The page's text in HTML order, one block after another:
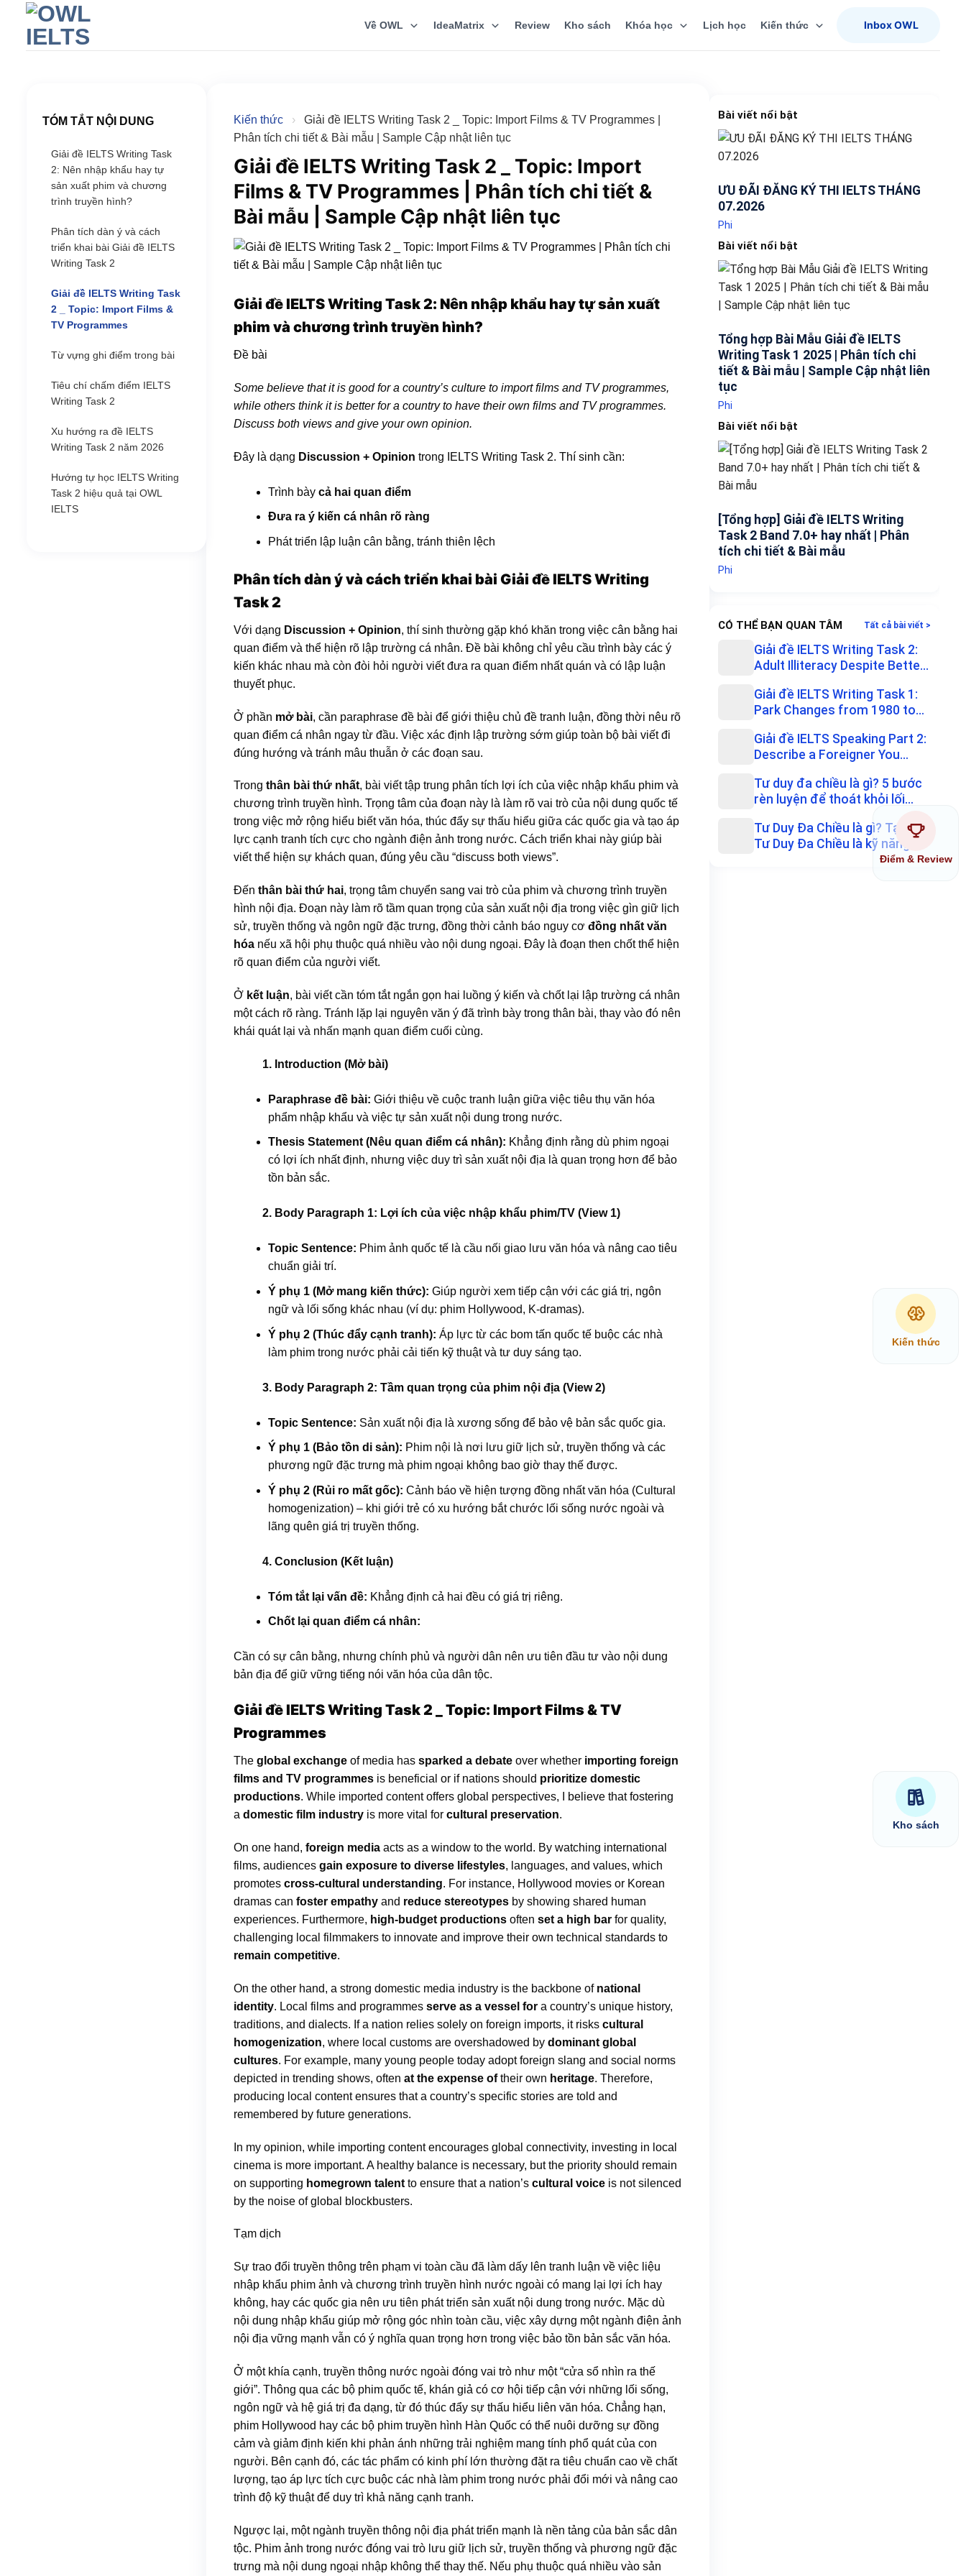
content
Về OWL IdeaMatrix Review Kho sách Khóa học Lịch học Kiến thức Inbox OWL
Kho sách
Kiến thức
Điểm & Review
TÓM TẮT NỘI DUNG
Giải đề IELTS Writing Task
2: Nên nhập khẩu hay tự
sản xuất phim và chương
trình truyền hình?
Phân tích dàn ý và cách
triển khai bài Giải đề IELTS
Writing Task 2
Giải đề IELTS Writing Task
2 _ Topic: Import Films &
TV Programmes
Từ vựng ghi điểm trong bài
Tiêu chí chấm điểm IELTS
Writing Task 2
Xu hướng ra đề IELTS
Writing Task 2 năm 2026
Hướng tự học IELTS Writing
Task 2 hiệu quả tại OWL
IELTS
Kiến thức ›
Giải đề IELTS Writing Task 2 _ Topic: Import Films & TV Programmes |
Phân tích chi tiết & Bài mẫu | Sample Cập nhật liên tục
Giải đề IELTS Writing Task 2 _ Topic: Import
Films & TV Programmes | Phân tích chi tiết &
Bài mẫu | Sample Cập nhật liên tục
Giải đề IELTS Writing Task 2: Nên nhập khẩu hay tự sản xuất
phim và chương trình truyền hình?
Đề bài
Some believe that it is good for a country’s culture to import films and TV programmes,
while others think it is better for a country to have their own films and TV programmes.
Discuss both views and give your own opinion.
Đây là dạng Discussion + Opinion trong IELTS Writing Task 2. Thí sinh cần:
Trình bày cả hai quan điểm
Đưa ra ý kiến cá nhân rõ ràng
Phát triển lập luận cân bằng, tránh thiên lệch
Phân tích dàn ý và cách triển khai bài Giải đề IELTS Writing
Task 2
Với dạng Discussion + Opinion, thí sinh thường gặp khó khăn trong việc cân bằng hai
quan điểm và thể hiện rõ lập trường cá nhân. Đề bài không chỉ yêu cầu trình bày các ý
kiến khác nhau mà còn đòi hỏi người viết đưa ra quan điểm nhất quán và có lập luận
thuyết phục.
Ở phần mở bài, cần paraphrase đề bài để giới thiệu chủ đề tranh luận, đồng thời nêu rõ
quan điểm cá nhân ngay từ đầu. Việc xác định lập trường sớm giúp toàn bộ bài viết đi
đúng hướng và tránh mâu thuẫn ở các đoạn sau.
Trong thân bài thứ nhất, bài viết tập trung phân tích lợi ích của việc nhập khẩu phim và
chương trình truyền hình. Trọng tâm của đoạn này là làm rõ vai trò của nội dung quốc tế
trong việc mở rộng hiểu biết văn hóa, thúc đẩy sự thấu hiểu giữa các quốc gia và tạo áp
lực cạnh tranh tích cực cho ngành điện ảnh trong nước. Cách triển khai này giúp bài
viết thể hiện sự khách quan, đúng yêu cầu “discuss both views”.
Đến thân bài thứ hai, trọng tâm chuyển sang vai trò của phim và chương trình truyền
hình nội địa. Đoạn này làm rõ tầm quan trọng của sản xuất nội địa trong việc gìn giữ lịch
sử, truyền thống và ngôn ngữ đặc trưng, đồng thời cảnh báo nguy cơ đồng nhất văn
hóa nếu xã hội phụ thuộc quá nhiều vào nội dung ngoại. Đây là đoạn then chốt thể hiện
rõ quan điểm của người viết.
Ở kết luận, bài viết cần tóm tắt ngắn gọn hai luồng ý kiến và chốt lại lập trường cá nhân
một cách rõ ràng. Tránh lặp lại nguyên văn ý đã trình bày trong thân bài, thay vào đó nên
khái quát lại và nhấn mạnh quan điểm cuối cùng.
1. Introduction (Mở bài)
Paraphrase đề bài: Giới thiệu về cuộc tranh luận giữa việc tiêu thụ văn hóa
phẩm nhập khẩu và việc tự sản xuất nội dung trong nước.
Thesis Statement (Nêu quan điểm cá nhân): Khẳng định rằng dù phim ngoại
có lợi ích nhất định, nhưng việc duy trì sản xuất nội địa là quan trọng hơn để bảo
tồn bản sắc.
2. Body Paragraph 1: Lợi ích của việc nhập khẩu phim/TV (View 1)
Topic Sentence: Phim ảnh quốc tế là cầu nối giao lưu văn hóa và nâng cao tiêu
chuẩn giải trí.
Ý phụ 1 (Mở mang kiến thức): Giúp người xem tiếp cận với các giá trị, ngôn
ngữ và lối sống khác nhau (ví dụ: phim Hollywood, K-dramas).
Ý phụ 2 (Thúc đẩy cạnh tranh): Áp lực từ các bom tấn quốc tế buộc các nhà
làm phim trong nước phải cải tiến kỹ thuật và tư duy sáng tạo.
3. Body Paragraph 2: Tầm quan trọng của phim nội địa (View 2)
Topic Sentence: Sản xuất nội địa là xương sống để bảo vệ bản sắc quốc gia.
Ý phụ 1 (Bảo tồn di sản): Phim nội là nơi lưu giữ lịch sử, truyền thống và các
phương ngữ đặc trưng mà phim ngoại không bao giờ thay thế được.
Ý phụ 2 (Rủi ro mất gốc): Cảnh báo về hiện tượng đồng nhất văn hóa (Cultural
homogenization) – khi giới trẻ có xu hướng bắt chước lối sống nước ngoài và
lãng quên giá trị truyền thống.
4. Conclusion (Kết luận)
Tóm tắt lại vấn đề: Khẳng định cả hai đều có giá trị riêng.
Chốt lại quan điểm cá nhân:
Cần có sự cân bằng, nhưng chính phủ và người dân nên ưu tiên đầu tư vào nội dung
bản địa để giữ vững tiếng nói văn hóa của dân tộc.
Giải đề IELTS Writing Task 2 _ Topic: Import Films & TV
Programmes
The global exchange of media has sparked a debate over whether importing foreign
films and TV programmes is beneficial or if nations should prioritize domestic
productions. While imported content offers global perspectives, I believe that fostering
a domestic film industry is more vital for cultural preservation.
On one hand, foreign media acts as a window to the world. By watching international
films, audiences gain exposure to diverse lifestyles, languages, and values, which
promotes cross-cultural understanding. For instance, Hollywood movies or Korean
dramas can foster empathy and reduce stereotypes by showing shared human
experiences. Furthermore, high-budget productions often set a high bar for quality,
challenging local filmmakers to innovate and improve their own technical standards to
remain competitive.
On the other hand, a strong domestic media industry is the backbone of national
identity. Local films and programmes serve as a vessel for a country’s unique history,
traditions, and dialects. If a nation relies solely on foreign imports, it risks cultural
homogenization, where local customs are overshadowed by dominant global
cultures. For example, many young people today adopt foreign slang and social norms
depicted in trending shows, often at the expense oftheir own heritage. Therefore,
producing local content ensures that a country’s specific stories are told and
remembered by future generations.
In my opinion, while importing content encourages global connectivity, investing in local
cinema is more important. A healthy balance is necessary, but the priority should remain
on supporting homegrown talent to ensure that a nation’s cultural voice is not silenced
by the noise of global blockbusters.
Tạm dịch
Sự trao đổi truyền thông trên phạm vi toàn cầu đã làm dấy lên tranh luận về việc liệu
nhập khẩu phim ảnh và chương trình truyền hình nước ngoài có mang lại lợi ích hay
không, hay các quốc gia nên ưu tiên phát triển sản xuất nội dung trong nước. Mặc dù
nội dung nhập khẩu giúp mở rộng góc nhìn toàn cầu, việc xây dựng một ngành điện ảnh
nội địa vững mạnh vẫn có ý nghĩa quan trọng hơn trong việc bảo tồn bản sắc văn hóa.
Ở một khía cạnh, truyền thông nước ngoài đóng vai trò như một “cửa sổ nhìn ra thế
giới”. Thông qua các bộ phim quốc tế, khán giả có cơ hội tiếp cận với những lối sống,
ngôn ngữ và hệ giá trị đa dạng, từ đó thúc đẩy sự thấu hiểu liên văn hóa. Chẳng hạn,
phim Hollywood hay các bộ phim truyền hình Hàn Quốc có thể nuôi dưỡng sự đồng
cảm và giảm định kiến khi phản ánh những trải nghiệm mang tính phổ quát của con
người. Bên cạnh đó, các tác phẩm có kinh phí lớn thường đặt ra tiêu chuẩn cao về chất
lượng, tạo áp lực tích cực buộc các nhà làm phim trong nước phải đổi mới và nâng cao
trình độ kỹ thuật để duy trì khả năng cạnh tranh.
Ngược lại, một ngành truyền thông nội địa phát triển mạnh là nền tảng của bản sắc dân
tộc. Phim ảnh trong nước đóng vai trò lưu giữ lịch sử, truyền thống và phương ngữ đặc
trưng mà nội dung ngoại nhập không thể thay thế. Nếu phụ thuộc quá nhiều vào sản
Bài viết nổi bật
ƯU ĐÃI ĐĂNG KÝ THI IELTS THÁNG
07.2026
Phi
Bài viết nổi bật
Tổng hợp Bài Mẫu Giải đề IELTS
Writing Task 1 2025 | Phân tích chi
tiết & Bài mẫu | Sample Cập nhật liên
tục
Phi
Bài viết nổi bật
[Tổng hợp] Giải đề IELTS Writing
Task 2 Band 7.0+ hay nhất | Phân
tích chi tiết & Bài mẫu
Phi
CÓ THỂ BẠN QUAN TÂM Tất cả bài viết >
Giải đề IELTS Writing Task 2:
Adult Illiteracy Despite Bette...
Giải đề IELTS Writing Task 1:
Park Changes from 1980 to
Giải đề IELTS Speaking Part 2:
Describe a Foreigner You
Tư duy đa chiều là gì? 5 bước
rèn luyện để thoát khỏi lối
Tư Duy Đa Chiều là gì? Tại sao
Tư Duy Đa Chiều là kỹ năng